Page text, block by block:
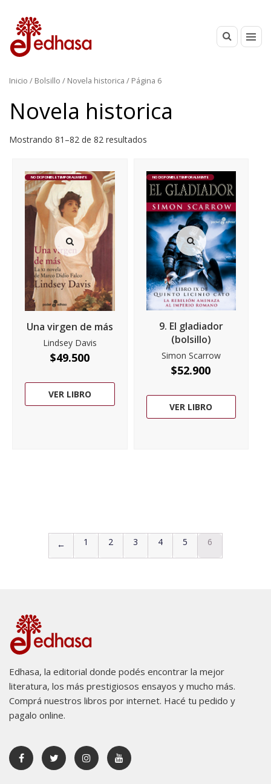
Inicio / Bolsillo / Novela historica / Página 6
Novela historica
Mostrando 81–82 de 82 resultados
NO DISPONIBLE TEMPORALMENTE
Una virgen de más
Lindsey Davis
$49.500
VER LIBRO
NO DISPONIBLE TEMPORALMENTE
9. El gladiador
(bolsillo)
Simon Scarrow
$52.900
VER LIBRO
← 1 2 3 4 5 6
Edhasa, la editorial donde podés encontrar la mejor
literatura, los más prestigiosos ensayos y mucho más.
Comprá nuestros libros por internet. Hacé tu pedido y
pagalo online.